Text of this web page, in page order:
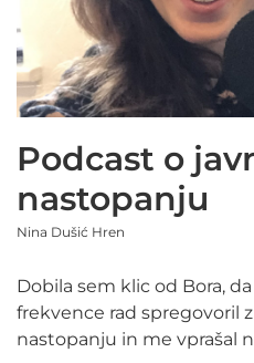
Podcast o
nastopanju
Nina Dušić Hren
Dobila sem klic od Bora,
frekvence rad spregovoril
nastopanju in me vprašal